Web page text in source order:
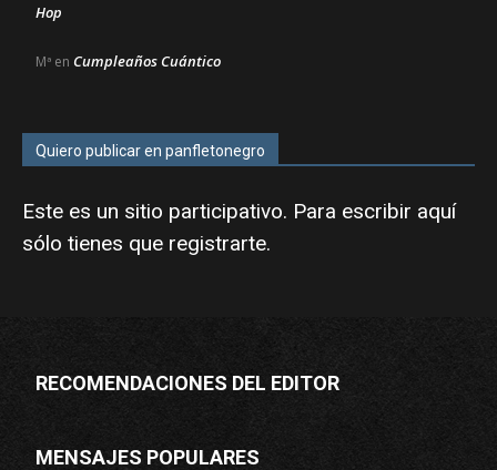
Hop
Mª en Cumpleaños Cuántico
Quiero publicar en panfletonegro
Este es un sitio participativo. Para escribir aquí
sólo tienes que registrarte.
RECOMENDACIONES DEL EDITOR
MENSAJES POPULARES